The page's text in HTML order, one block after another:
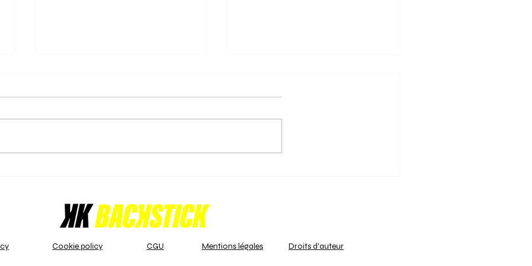
championne!
LFH 1 - A. En tête du classement,
panache!
pour un dernier round décisif. Les
Cookie policy CGU Mentions légales Droits d'auteur